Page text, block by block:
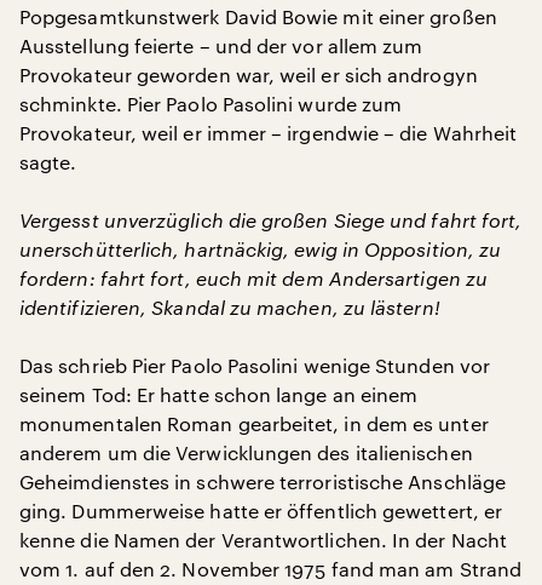
Popgesamtkunstwerk David Bowie mit einer großen
Ausstellung feierte – und der vor allem zum
Provokateur geworden war, weil er sich androgyn
schminkte. Pier Paolo Pasolini wurde zum
Provokateur, weil er immer – irgendwie – die Wahrheit
sagte.
Vergesst unverzüglich die großen Siege und fahrt fort,
unerschütterlich, hartnäckig, ewig in Opposition, zu
fordern: fahrt fort, euch mit dem Andersartigen zu
identifizieren, Skandal zu machen, zu lästern!
Das schrieb Pier Paolo Pasolini wenige Stunden vor
seinem Tod: Er hatte schon lange an einem
monumentalen Roman gearbeitet, in dem es unter
anderem um die Verwicklungen des italienischen
Geheimdienstes in schwere terroristische Anschläge
ging. Dummerweise hatte er öffentlich gewettert, er
kenne die Namen der Verantwortlichen. In der Nacht
vom 1. auf den 2. November 1975 fand man am Strand